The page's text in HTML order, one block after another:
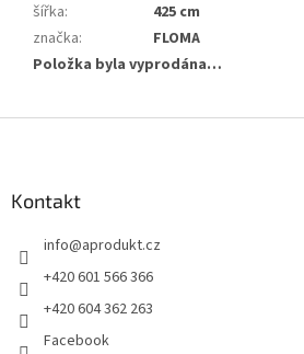
šířka:
425 cm
značka:
FLOMA
Položka byla vyprodána…
Kontakt
info@aprodukt.cz
+420 601 566 366
+420 604 362 263
Facebook